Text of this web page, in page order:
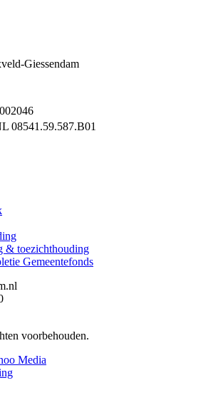
Giessendam
08541.59.587.B01
& toezichthouding
Gemeentefonds
voorbehouden.
Media